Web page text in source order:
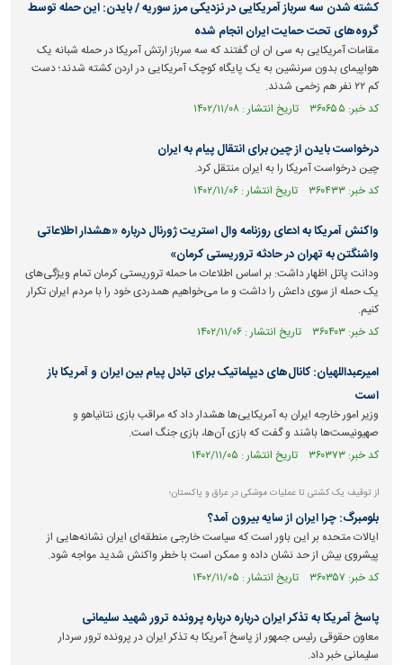
کشته شدن سه سرباز آمریکایی در نزدیکی مرز سوریه / بایدن: این حمله توسط
گروه‌های تحت حمایت ایران انجام شده
مقامات آمریکایی به سی ان ان گفتند که سه سرباز ارتش آمریکا در حمله شبانه یک
هواپیمای بدون سرنشین به یک پایگاه کوچک آمریکایی در اردن کشته شدند؛ دست
کم ۲۲ نفر هم زخمی شدند.
کد خبر: ۳۶۰۶۵۵ تاریخ انتشار : ۱۴۰۲/۱۱/۰۸
درخواست بایدن از چین برای انتقال پیام به ایران
چین درخواست آمریکا را به ایران منتقل کرد.
کد خبر: ۳۶۰۴۳۳ تاریخ انتشار : ۱۴۰۲/۱۱/۰۶
واکنش آمریکا به ادعای روزنامه وال استریت ژورنال درباره «هشدار اطلاعاتی
واشنگتن به تهران در حادثه تروریستی کرمان»
ودانت پاتل اظهار داشت: بر اساس اطلاعات ما حمله تروریستی کرمان تمام ویژگی‌های
یک حمله از سوی داعش را داشت و ما می‌خواهیم همدردی خود را با مردم ایران تکرار
کنیم.
کد خبر: ۳۶۰۴۰۳ تاریخ انتشار : ۱۴۰۲/۱۱/۰۶
امیرعبداللهیان: کانال‌های دیپلماتیک برای تبادل پیام بین ایران و آمریکا باز
است
وزیر امور خارجه ایران به آمریکایی‌ها هشدار داد که مراقب بازی نتانیاهو و
صهیونیست‌ها باشند و گفت که بازی آن‌ها، بازی جنگ است.
کد خبر: ۳۶۰۳۷۳ تاریخ انتشار : ۱۴۰۲/۱۱/۰۵
از توقیف یک کشتی تا عملیات موشکی در عراق و پاکستان؛
بلومبرگ: چرا ایران از سایه بیرون آمد؟
ایالات متحده بر این باور است که سیاست خارجی منطقه‌ای ایران نشانه‌هایی از
پیشروی بیش از حد نشان داده و ممکن است با خطر واکنش شدید مواجه شود.
کد خبر: ۳۶۰۳۵۷ تاریخ انتشار : ۱۴۰۲/۱۱/۰۵
پاسخ آمریکا به تذکر ایران درباره درباره پرونده ترور شهید سلیمانی
معاون حقوقی رئیس جمهور از پاسخ آمریکا به تذکر ایران در پرونده ترور سردار
سلیمانی خبر داد.